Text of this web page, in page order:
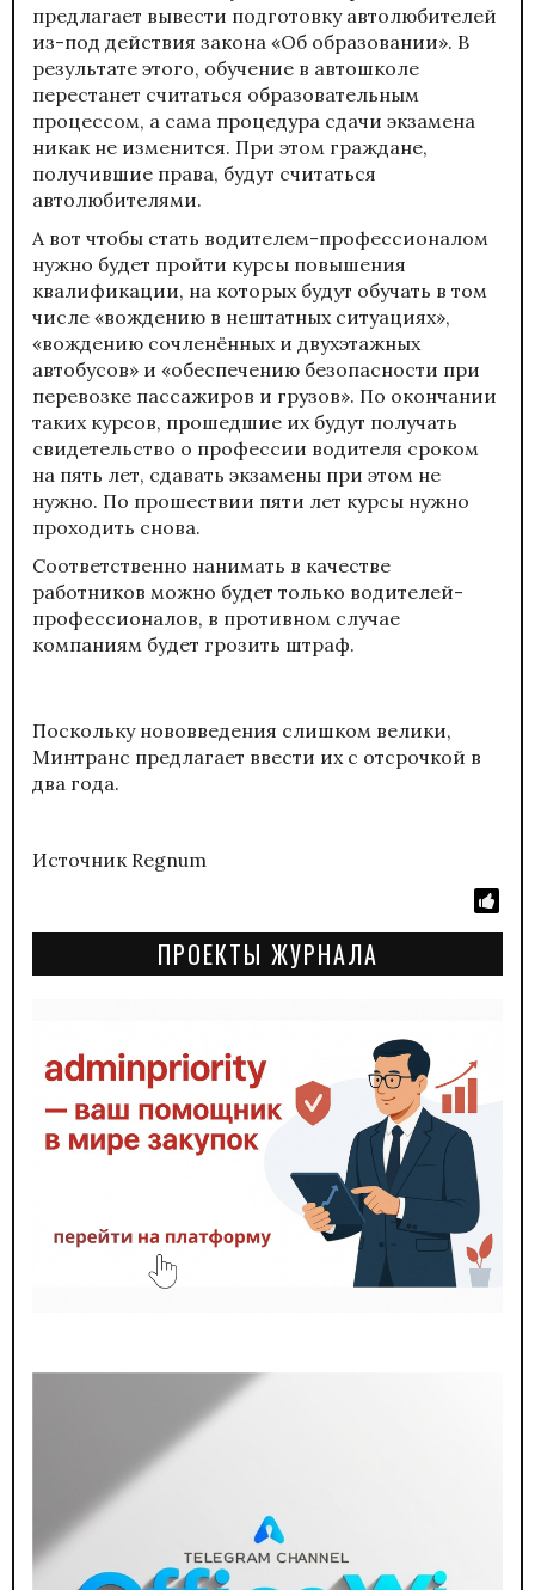
предлагает вывести подготовку автолюбителей
из-под действия закона «Об образовании». В
результате этого, обучение в автошколе
перестанет считаться образовательным
процессом, а сама процедура сдачи экзамена
никак не изменится. При этом граждане,
получившие права, будут считаться
автолюбителями.
А вот чтобы стать водителем-профессионалом
нужно будет пройти курсы повышения
квалификации, на которых будут обучать в том
числе «вождению в нештатных ситуациях»,
«вождению сочленённых и двухэтажных
автобусов» и «обеспечению безопасности при
перевозке пассажиров и грузов». По окончании
таких курсов, прошедшие их будут получать
свидетельство о профессии водителя сроком
на пять лет, сдавать экзамены при этом не
нужно. По прошествии пяти лет курсы нужно
проходить снова.
Соответственно нанимать в качестве
работников можно будет только водителей-
профессионалов, в противном случае
компаниям будет грозить штраф.
Поскольку нововведения слишком велики,
Минтранс предлагает ввести их с отсрочкой в
два года.
Источник Regnum
ПРОЕКТЫ ЖУРНАЛА